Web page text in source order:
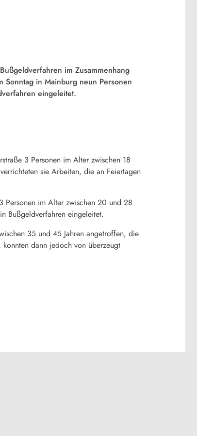
im Zusammenhang
Sonntag in Mainburg neun Personen
eingeleitet.
3 Personen im Alter zwischen 18
sie Arbeiten, die an Feiertagen
Personen im Alter zwischen 20 und 28
Bußgeldverfahren eingeleitet.
35 und 45 Jahren angetroffen, die
dann jedoch von überzeugt